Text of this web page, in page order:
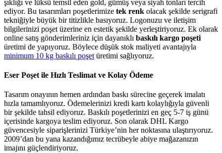
şıklığı ve lüksü temsil eden gold, gümüş veya siyah tonları tercih
ediyor. Bu tasarımları poşetlerimize tek renk olacak şekilde serigrafi
tekniğiyle büyük bir titizlikle basıyoruz. Logonuzu ve iletişim
bilgilerinizi poşet üzerine en estetik şekilde yerleştiriyoruz. Ek olarak
online satış gönderimleriniz için dayanıklı baskılı kargo poşeti
üretimi de yapıyoruz. Böylece düşük stok maliyeti avantajıyla
minimum 10 kg baskılı poşet üretimi sağlıyoruz.
Eser Poşet ile Hızlı Teslimat ve Kolay Ödeme
Tasarım onayının hemen ardından baskı sürecine geçerek imalatı
hızla tamamlıyoruz. Ödemelerinizi kredi kartı kolaylığıyla güvenli
bir şekilde tahsil ediyoruz. Baskılı poşetlerinizi en geç 5-7 iş günü
içerisinde kargoya teslim ediyoruz. Son olarak DHL Kargo
güvencesiyle siparişlerinizi Türkiye’nin her noktasına ulaştırıyoruz.
2009’dan bu yana kazandığımız tecrübeyle abiye mağazanızın
imajını güçlendiriyoruz.